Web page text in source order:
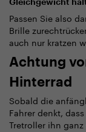
Gleichgewicht
Passen Sie also
Brille
auch nur kratzen
Achtung
Hinterrad
Sobald die
Fahrer denkt,
Tretroller ihn